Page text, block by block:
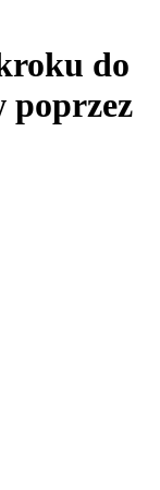
do
poprzez